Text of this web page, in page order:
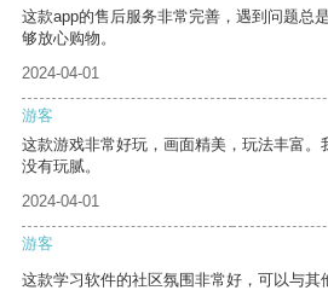
这款app的售后服务非常完善，遇到问题总
够放心购物。
2024-04-01
游客
这款游戏非常好玩，画面精美，玩法丰富。
没有玩腻。
2024-04-01
游客
这款学习软件的社区氛围非常好，可以与其